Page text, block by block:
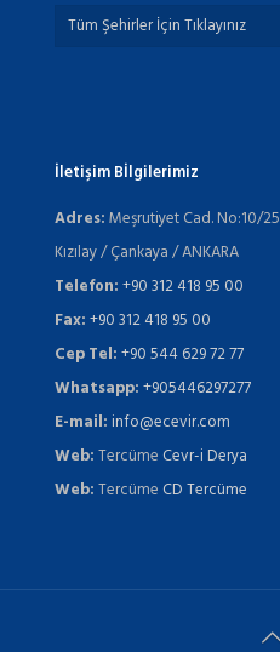
Tüm Şehirler İçin Tıklayınız
İletişim Bİlgilerimiz
Adres:Meşrutiyet Cad. No:10/25
Kızılay / Çankaya / ANKARA
Telefon:+90 312 418 95 00
Fax:+90 312 418 95 00
Cep Tel:+90 544 629 72 77
Whatsapp:+905446297277
E-mail:info@ecevir.com
Web:Tercüme Cevr-i Derya
Web:Tercüme CD Tercüme